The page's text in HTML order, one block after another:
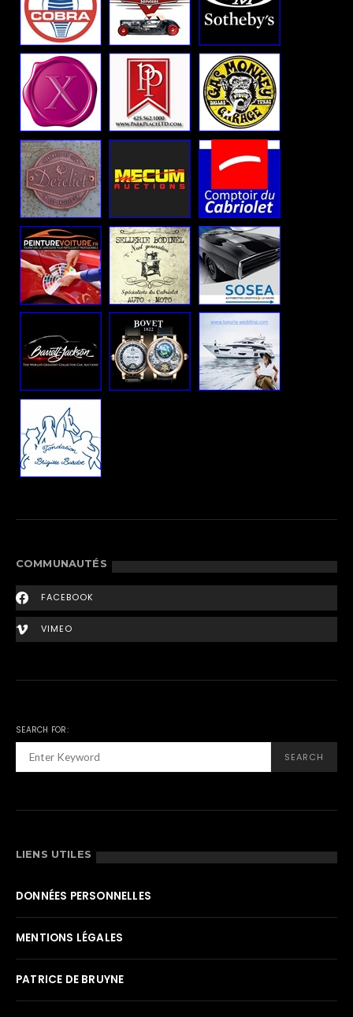
COMMUNAUTÉS
FACEBOOK
VIMEO
SEARCH FOR:
SEARCH
LIENS UTILES
DONNÉES PERSONNELLES
MENTIONS LÉGALES
PATRICE DE BRUYNE